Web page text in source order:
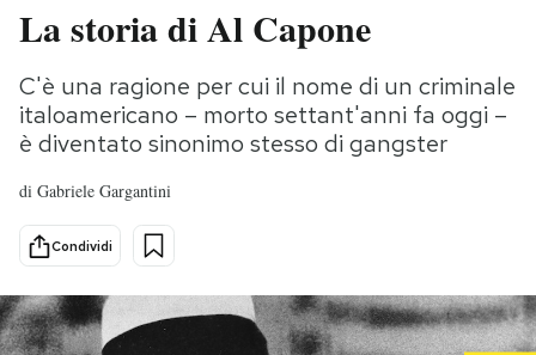
Italia
Politica
Tecnologia
Scienza
Cultura
Economia
Sport
Moda
Consumismi
Storie/Idee
Mondiali calcio 2026
La storia di Al Capone
C'è una ragione per cui il nome di un criminale
italoamericano – morto settant'anni fa oggi –
è diventato sinonimo stesso di gangster
di Gabriele Gargantini
Condividi